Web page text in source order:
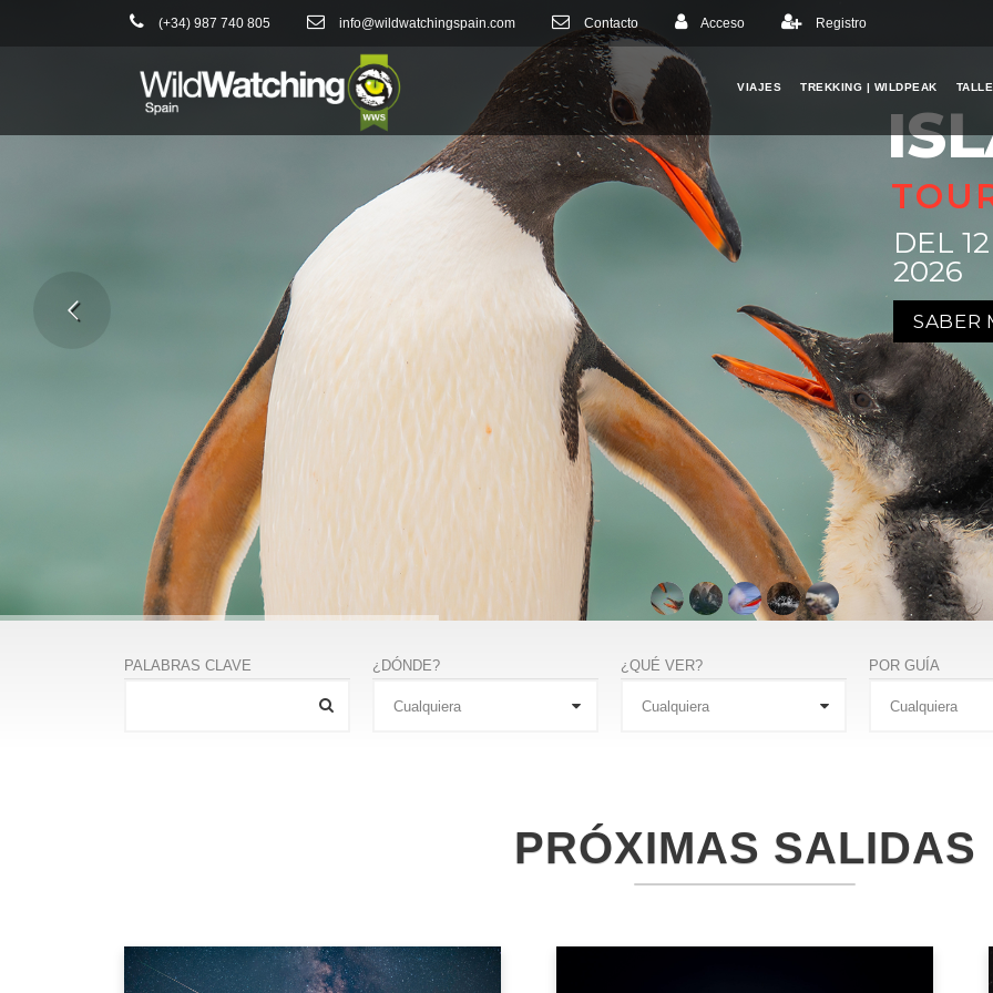
(+34) 987 740 805 info@wildwatchingspain.com Contacto Acceso Registro
VIAJES TREKKING | WILDPEAK
SABER
DEL
2026
PALABRAS CLAVE ¿DÓNDE? ¿QUÉ VER? POR GUÍA
PRÓXIMAS SALIDAS